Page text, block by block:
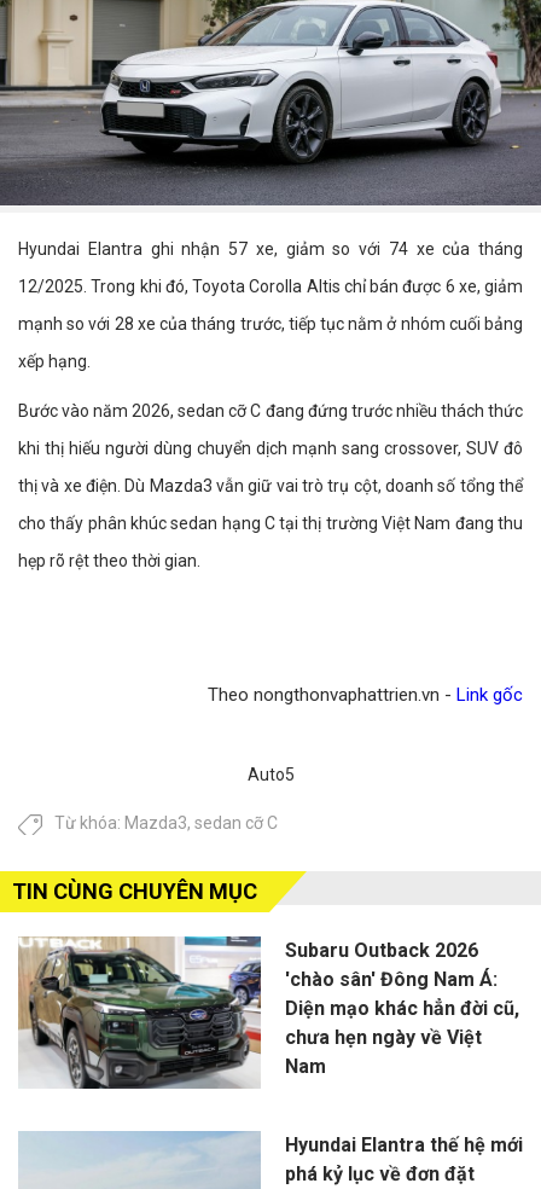
Hyundai Elantra ghi nhận 57 xe, giảm so với 74 xe của tháng
12/2025. Trong khi đó, Toyota Corolla Altis chỉ bán được 6 xe, giảm
mạnh so với 28 xe của tháng trước, tiếp tục nằm ở nhóm cuối bảng
xếp hạng.
Bước vào năm 2026, sedan cỡ C đang đứng trước nhiều thách thức
khi thị hiếu người dùng chuyển dịch mạnh sang crossover, SUV đô
thị và xe điện. Dù Mazda3 vẫn giữ vai trò trụ cột, doanh số tổng thể
cho thấy phân khúc sedan hạng C tại thị trường Việt Nam đang thu
hẹp rõ rệt theo thời gian.
Theo nongthonvaphattrien.vn - Link gốc
Auto5
Từ khóa: Mazda3, sedan cỡ C
TIN CÙNG CHUYÊN MỤC
Subaru Outback 2026
'chào sân' Đông Nam Á:
Diện mạo khác hẳn đời cũ,
chưa hẹn ngày về Việt
Nam
Hyundai Elantra thế hệ mới
phá kỷ lục về đơn đặt